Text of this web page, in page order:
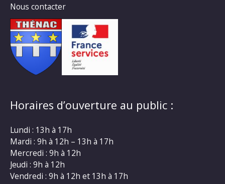
Nous contacter
Horaires d’ouverture au public :
Lundi : 13h à 17h
Mardi : 9h à 12h – 13h à 17h
Mercredi : 9h à 12h
Jeudi : 9h à 12h
Vendredi : 9h à 12h et 13h à 17h